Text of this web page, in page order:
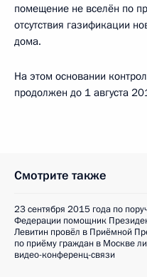
помещение не вселён по
отсутствия газификации
дома.
На этом основании
продолжен до 1 августа
Смотрите также
23 сентября 2015 года по
Федерации помощник
Левитин провёл в Приёмной
по приёму граждан в Москве
видео-конференц-связи